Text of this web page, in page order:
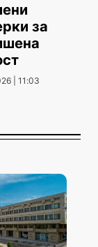
за
| 11:03